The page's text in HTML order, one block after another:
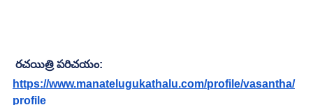
రచయిత్రి పరిచయం:
https://www.manatelugukathalu.com/profile/vasantha/
profile